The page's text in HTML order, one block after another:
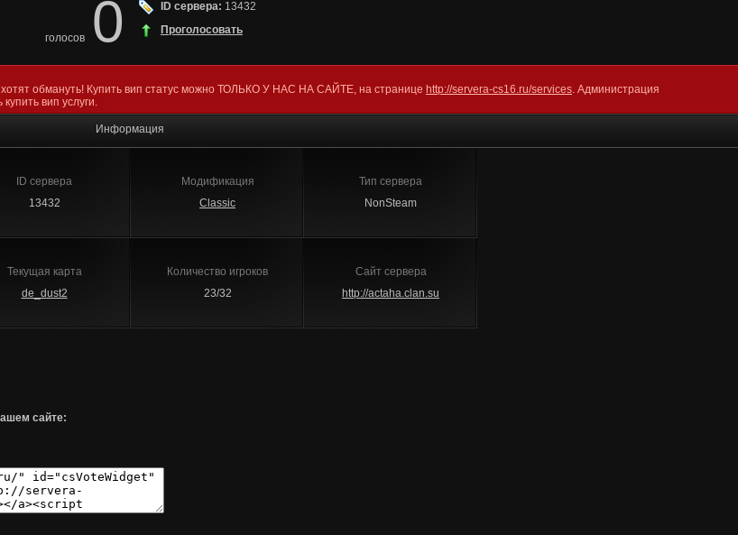
голосов 0 ID сервера: 13432
Проголосовать
хотят обмануть! Купить вип статус можно ТОЛЬКО У НАС НА САЙТЕ, на странице http://servera-cs16.ru/services. Администрация
вип услуги.
Информация
ID сервера
13432
Модификация
Classic
Тип сервера
NonSteam
Текущая карта
de_dust2
Количество игроков
23/32
Сайт сервера
http://actaha.clan.su
сайте: